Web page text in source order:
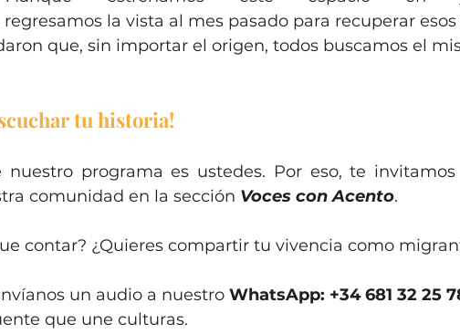
regresamos la vista al mes pasado para recuperar
que, sin importar el origen, todos buscamos el
tu historia!
nuestro programa es ustedes. Por eso, te
comunidad en la sección Voces con Acento.
contar? ¿Quieres compartir tu vivencia como
un audio a nuestro WhatsApp: +34 681 32 25
que une culturas.